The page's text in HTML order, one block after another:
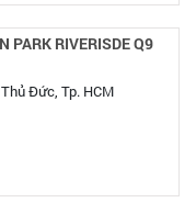
PARK RIVERISDE Q9
Đức, Tp. HCM